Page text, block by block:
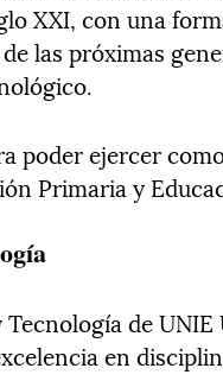
XXI, con una
las próximas
poder ejercer
Primaria y
de
en